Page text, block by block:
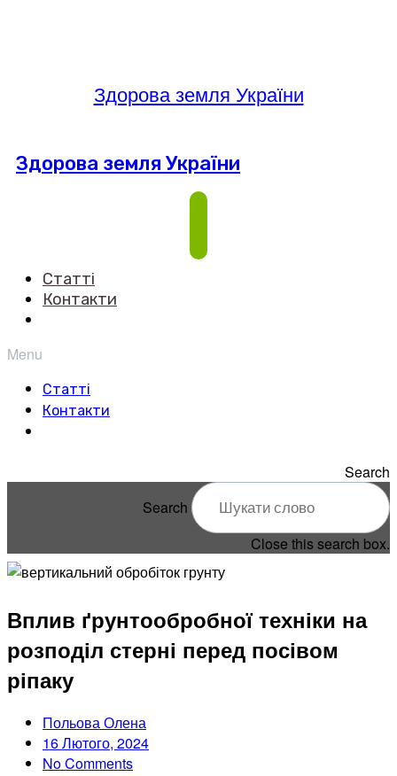
Здорова земля України
Здорова земля України
Статті
Контакти
Menu
Статті
Контакти
Search
Search
Close this search box.
Вплив ґрунтообробної техніки на
розподіл стерні перед посівом
ріпаку
Польова Олена
16 Лютого, 2024
No Comments